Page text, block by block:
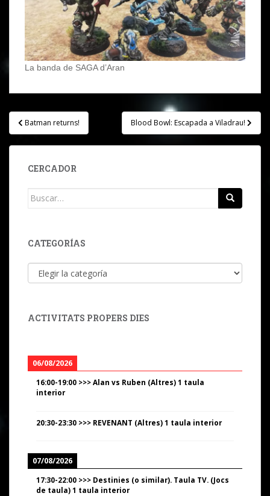
La banda de SAGA d’Aran
Navegación
de
entradas
Batman returns! Blood Bowl: Escapada a Viladrau!
CERCADOR
Buscar:
CATEGORÍAS
Categorías
ACTIVITATS PROPERS DIES
06/08/2026
16:00-19:00 >>>Alan vs Ruben (Altres) 1 taula
interior
20:30-23:30 >>> REVENANT (Altres) 1 taula interior
07/08/2026
17:30-22:00 >>> Destinies (o similar). Taula TV. (Jocs
de taula) 1 taula interior